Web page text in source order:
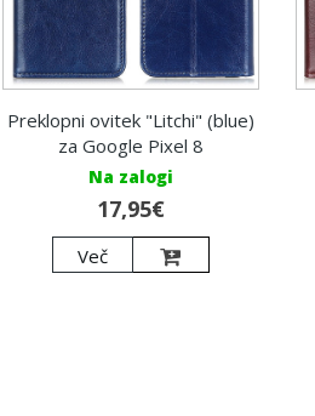
Preklopni ovitek "Litchi" (blue)
za Google Pixel 8
Na zalogi
17,95€
Več